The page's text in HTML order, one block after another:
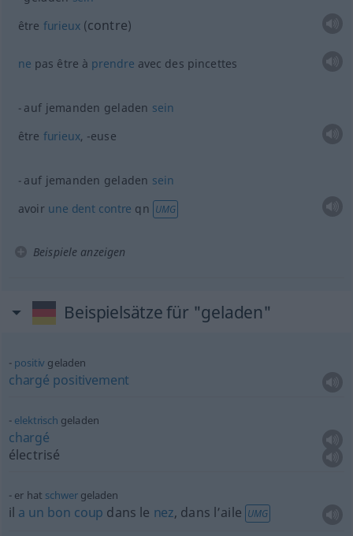
être furieux (contre)
ne pas être à prendre avec des pincettes
auf jemanden geladen sein
être furieux, -euse
auf jemanden geladen sein
avoir une dent contre qn UMG
Beispiele anzeigen
Beispielsätze für "geladen"
positiv geladen
chargé positivement
elektrisch geladen
chargé
électrisé
er hat schwergeladen
il a un bon coup dans le nez, dans l’aile UMG